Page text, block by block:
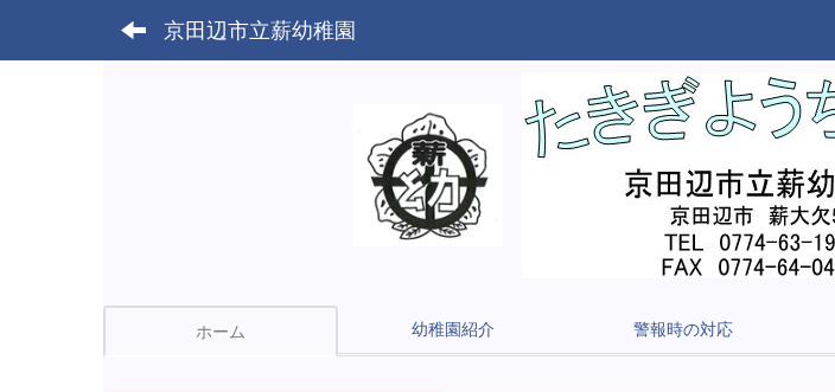
京田辺市立薪幼稚園
ホーム 幼稚園紹介 警報時の対応